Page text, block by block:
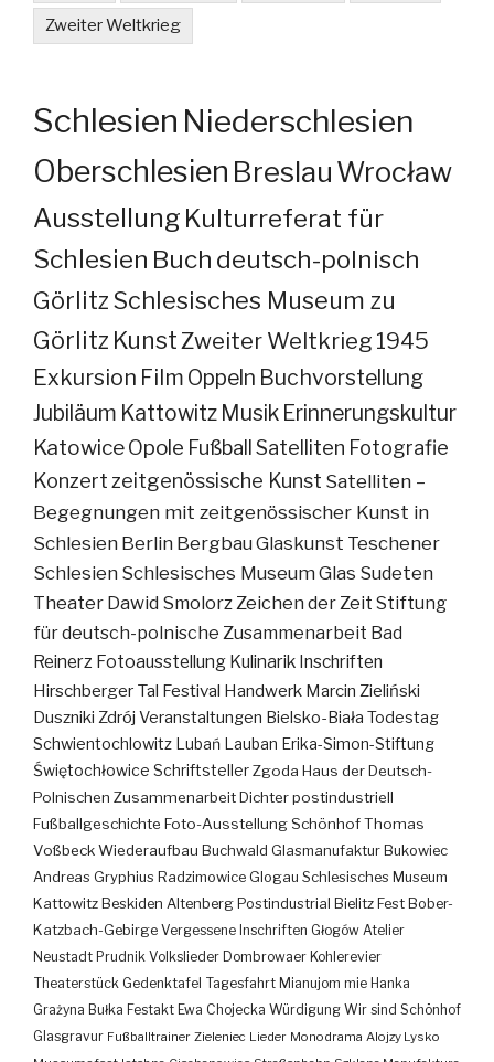
Zweiter Weltkrieg
Schlesien Niederschlesien
Oberschlesien Breslau Wrocław
Ausstellung Kulturreferat für
Schlesien Buch deutsch-polnisch
GörlitzSchlesisches Museum zu
Görlitz KunstZweiter Weltkrieg 1945
Exkursion Film Oppeln Buchvorstellung
Jubiläum Kattowitz Musik Erinnerungskultur
KatowiceOpole FußballSatelliten Fotografie
Konzertzeitgenössische Kunst Satelliten –
Begegnungen mit zeitgenössischer Kunst in
Schlesien Berlin BergbauGlaskunst Teschener
Schlesien Schlesisches MuseumGlas Sudeten
Theater Dawid SmolorzZeichen der Zeit Stiftung
für deutsch-polnische Zusammenarbeit Bad
Reinerz Fotoausstellung Kulinarik Inschriften
Hirschberger Tal Festival Handwerk Marcin Zieliński
Duszniki Zdrój Veranstaltungen Bielsko-Biała Todestag
Schwientochlowitz Lubań Lauban Erika-Simon-Stiftung
Świętochłowice SchriftstellerZgoda Haus der Deutsch-
Polnischen ZusammenarbeitDichterpostindustriell
Fußballgeschichte Foto-AusstellungSchönhofThomas
VoßbeckWiederaufbau Buchwald Glasmanufaktur Bukowiec
Andreas Gryphius Radzimowice Glogau Schlesisches Museum
Kattowitz Beskiden Altenberg Postindustrial Bielitz Fest Bober-
Katzbach-Gebirge Vergessene Inschriften Głogów Atelier
Neustadt Prudnik Volkslieder Dombrowaer Kohlerevier
Theaterstück Gedenktafel Tagesfahrt Mianujom mie Hanka
Grażyna Bułka Festakt Ewa Chojecka Würdigung Wir sind Schönhof
Glasgravur Fußballtrainer Zieleniec Lieder Monodrama Alojzy Lysko